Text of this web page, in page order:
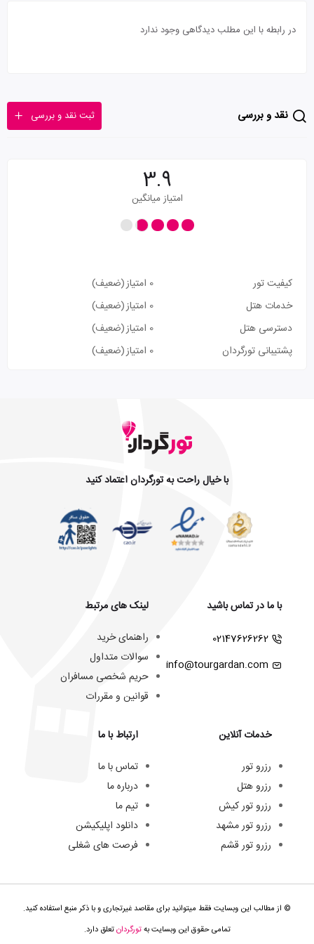
در رابطه با این مطلب دیدگاهی وجود ندارد
نقد و بررسی ثبت نقد و بررسی
3.9
امتیاز میانگین
کیفیت تور 0 امتیاز
(ضعیف)
خدمات هتل
0 امتیاز
(ضعیف)
دسترسی هتل
0 امتیاز
(ضعیف)
پشتیبانی تورگردان
0 امتیاز (ضعیف)
با خیال راحت به تورگردان اعتماد کنید
با ما در تماس باشید
02147626262
info@tourgardan.com
خدمات آنلاین
رزرو تور
رزرو هتل
رزرو تور کیش
رزرو تور مشهد
رزرو تور قشم
لینک های مرتبط
راهنمای خرید
سوالات متداول
حریم شخصی مسافران
قوانین و مقررات
ارتباط با ما
تماس با ما
درباره ما
تیم ما
دانلود اپلیکیشن
فرصت های شغلی
© از مطالب این وبسایت فقط میتوانید برای مقاصد غیرتجاری و با ذکر منبع استفاده کنید.
تمامی حقوق این وبسایت بهتورگردانتعلق دارد.